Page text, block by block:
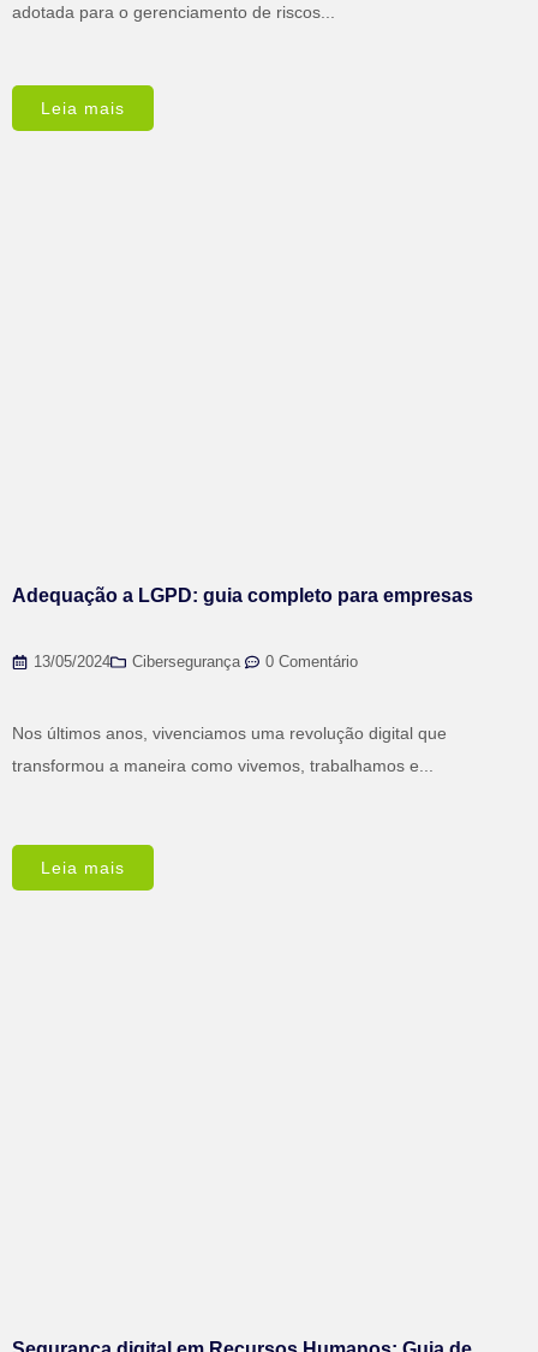
adotada para o gerenciamento de riscos...
Leia mais
Adequação a LGPD: guia completo para empresas
13/05/2024 Cibersegurança, 0 Comentário
Nos últimos anos, vivenciamos uma revolução digital que
transformou a maneira como vivemos, trabalhamos e...
Leia mais